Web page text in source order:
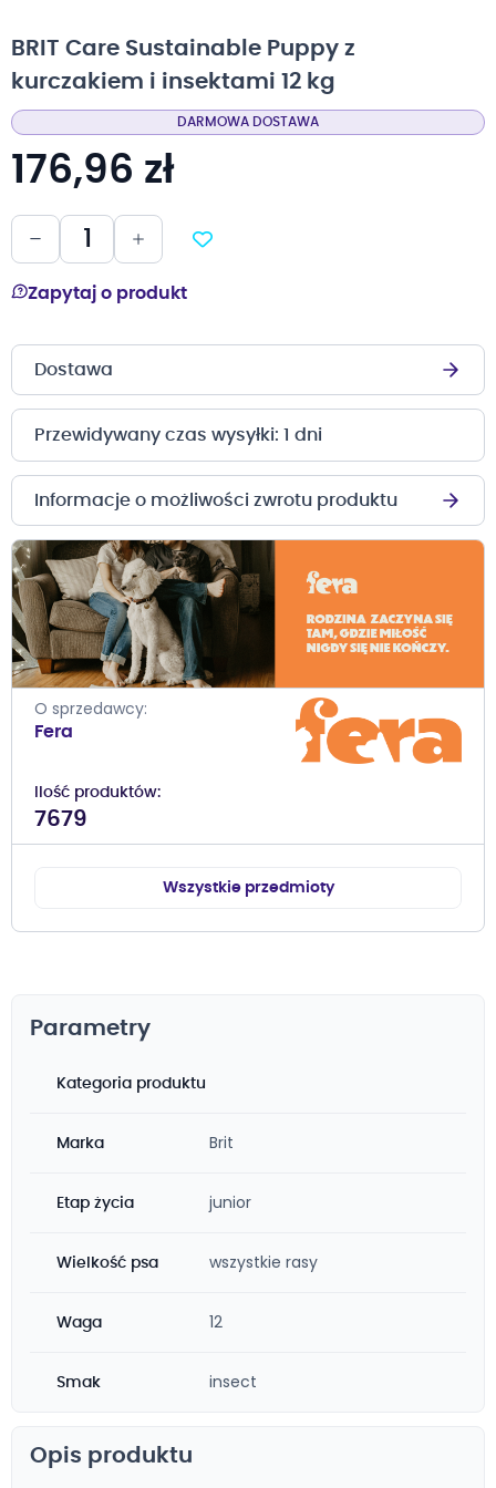
galerii
BRIT Care Sustainable Puppy z
kurczakiem i insektami 12 kg
DARMOWA DOSTAWA
176,96 zł
Zapytaj o produkt
Dostawa
Przewidywany czas wysyłki: 1 dni
Informacje o możliwości zwrotu produktu
O sprzedawcy
Fera
Ilość produktów
7679
Wszystkie przedmioty
Parametry
Kategoria produktu
Marka Brit
Etap życia junior
Wielkość psa wszystkie rasy
Waga 12
Smak insect
Opis produktu